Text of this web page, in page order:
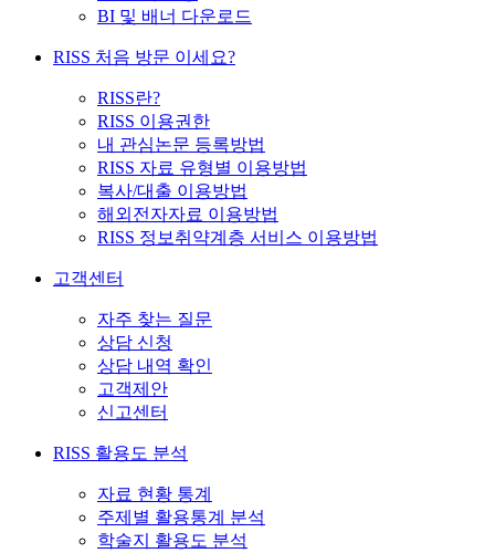
BI 및 배너 다운로드
RISS 처음 방문 이세요?
RISS란?
RISS 이용권한
내 관심논문 등록방법
RISS 자료 유형별 이용방법
복사/대출 이용방법
해외전자자료 이용방법
RISS 정보취약계층 서비스 이용방법
고객센터
자주 찾는 질문
상담 신청
상담 내역 확인
고객제안
신고센터
RISS 활용도 분석
자료 현황 통계
주제별 활용통계 분석
학술지 활용도 분석